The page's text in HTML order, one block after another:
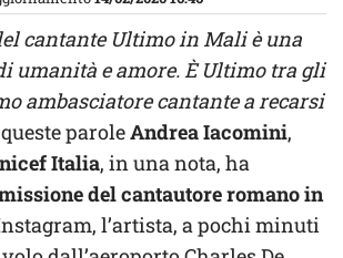
cantante Ultimo in Mali è una
umanità e amore. È Ultimo tra gli
ambasciatore cantante a recarsi
paroleAndrea Iacomini,
Italia, in una nota, ha
del cantautore romano in
l’artista, a pochi minuti